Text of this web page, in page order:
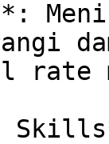
rate